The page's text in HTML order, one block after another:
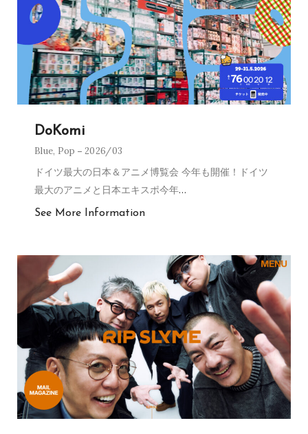
DoKomi
Blue, Pop 2026/03
ドイツ最大の日本＆アニメ博覧会 今年も開催！ドイツ
最大のアニメと日本エキスポ今年…
See More Information